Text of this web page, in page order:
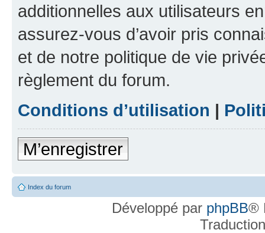
additionnelles aux utilisateurs
assurez-vous d’avoir pris
et de notre politique de vie
règlement du forum.
Conditions d’utilisation |
M’enregistrer
Index du forum
Développé par phpBB®